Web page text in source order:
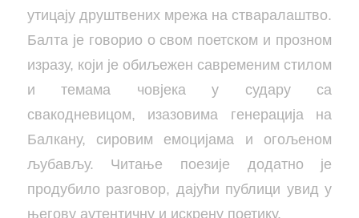
утицају друштвених мрежа на стваралаштво.
Балта је говорио о свом поетском и прозном
изразу, који је обиљежен савременим стилом
и темама човјека у судару са
свакодневицом, изазовима генерација на
Балкану, сировим емоцијама и огољеном
љубављу. Читање поезије додатно је
продубило разговор, дајући публици увид у
његову аутентичну и искрену поетику.